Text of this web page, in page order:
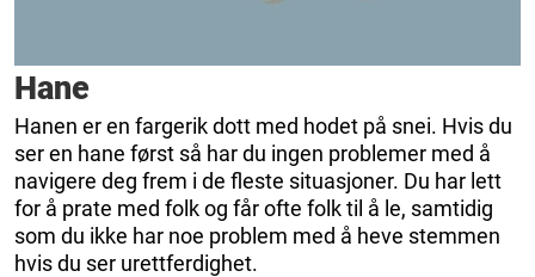
Hane
Hanen er en fargerik dott med hodet på snei. Hvis du
ser en hane først så har du ingen problemer med å
navigere deg frem i de fleste situasjoner. Du har lett
for å prate med folk og får ofte folk til å le, samtidig
som du ikke har noe problem med å heve stemmen
hvis du ser urettferdighet.